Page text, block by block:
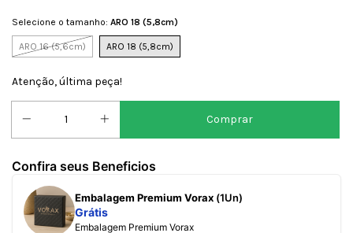
Selecione o tamanho: ARO 18 (5,8cm)
ARO 16 (5,6cm) ARO 18 (5,8cm)
Atenção, última peça!
Confira seus Beneficios
Embalagem Premium Vorax (1Un)
Grátis
Embalagem Premium Vorax